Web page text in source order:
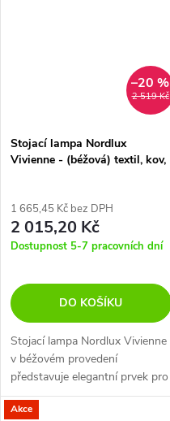
2 519 Kč
–20 %
Stojací lampa Nordlux
Vivienne - (béžová) textil, kov,
1 665,45 Kč bez DPH
2 015,20 Kč
Dostupnost 5-7 pracovních dní
DO KOŠÍKU
Stojací lampa Nordlux Vivienne
v béžovém provedení
představuje elegantní prvek pro
osvětlení obývacích prostor,
kombinující textilní stínítko a
Akce